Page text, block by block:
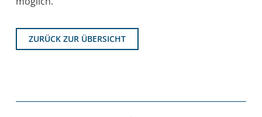
ZURÜCK ZUR ÜBERSICHT